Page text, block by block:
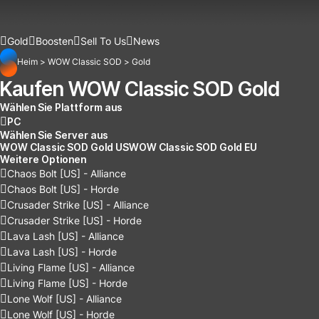
Gold Boosten Sell To Us News
Heim > WOW Classic SOD > Gold
Kaufen WOW Classic SOD Gold
Wählen Sie Plattform aus
PC
Wählen Sie Server aus
WOW Classic SOD Gold USWOW Classic SOD Gold EU
Weitere Optionen
Chaos Bolt [US] - Alliance
Chaos Bolt [US] - Horde
Crusader Strike [US] - Alliance
Crusader Strike [US] - Horde
Lava Lash [US] - Alliance
Lava Lash [US] - Horde
Living Flame [US] - Alliance
Living Flame [US] - Horde
Lone Wolf [US] - Alliance
Lone Wolf [US] - Horde